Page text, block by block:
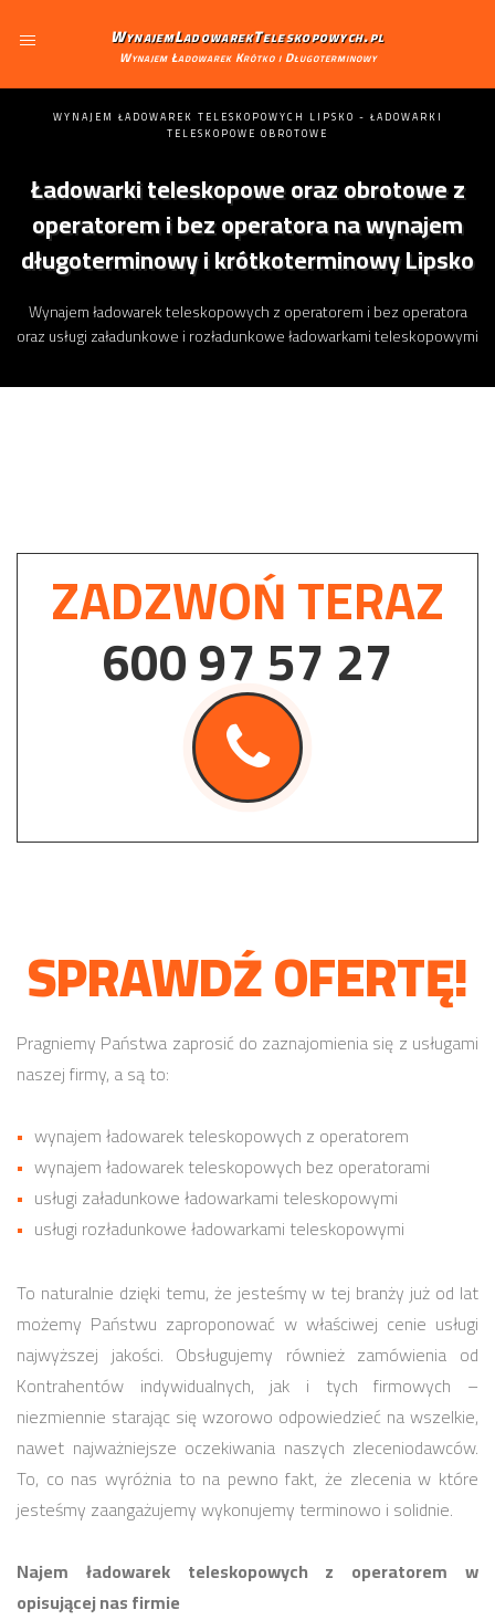
WynajemLadowarekTeleskopowych.pl
Wynajem Ładowarek Krótko i Długoterminowy
WYNAJEM ŁADOWAREK TELESKOPOWYCH LIPSKO - ŁADOWARKI
TELESKOPOWE OBROTOWE
Ładowarki teleskopowe oraz obrotowe z
operatorem i bez operatora na wynajem
długoterminowy i krótkoterminowy Lipsko
Wynajem ładowarek teleskopowych z operatorem i bez operatora
oraz usługi załadunkowe i rozładunkowe ładowarkami teleskopowymi
ZADZWOŃ TERAZ
600 97 57 27
SPRAWDŹ OFERTĘ!
Pragniemy Państwa zaprosić do zaznajomienia się z usługami
naszej firmy, a są to:
wynajem ładowarek teleskopowych z operatorem
wynajem ładowarek teleskopowych bez operatorami
usługi załadunkowe ładowarkami teleskopowymi
usługi rozładunkowe ładowarkami teleskopowymi
To naturalnie dzięki temu, że jesteśmy w tej branży już od lat
możemy Państwu zaproponować w właściwej cenie usługi
najwyższej jakości. Obsługujemy również zamówienia od
Kontrahentów indywidualnych, jak i tych firmowych –
niezmiennie starając się wzorowo odpowiedzieć na wszelkie,
nawet najważniejsze oczekiwania naszych zleceniodawców.
To, co nas wyróżnia to na pewno fakt, że zlecenia w które
jesteśmy zaangażujemy wykonujemy terminowo i solidnie.
Najem ładowarek teleskopowych z operatorem w
opisującej nas firmie